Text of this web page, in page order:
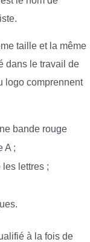
taille et la même
dans le travail de
logo comprennent
bande rouge
A ;
lettres ;
à la fois de